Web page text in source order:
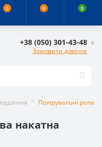
0 0 0
+38 (050) 301-43-48
Замовити дзвінок
Полірувальні
накатна